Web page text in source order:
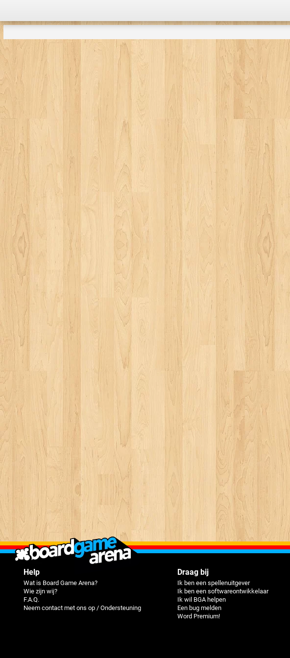
Help
Wat is Board Game Arena?
Wie zijn wij?
F.A.Q.
Neem contact met ons op / Ondersteuning
Draag bij
Ik ben een spellenuitgever
Ik ben een softwareontwikkelaar
Ik wil BGA helpen
Een bug melden
Word Premium!